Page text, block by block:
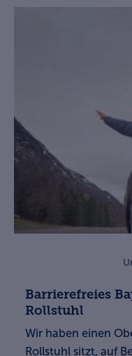
Barrierefreies
Rollstuhl
Wir haben einen
Rollstuhl sitzt, auf